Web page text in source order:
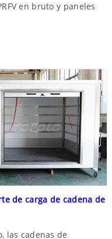
en bruto y paneles
de carga de cadena de
las cadenas de